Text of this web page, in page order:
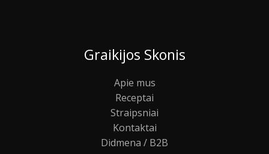
Graikijos Skonis
Apie mus
Receptai
Straipsniai
Kontaktai
Didmena / B2B